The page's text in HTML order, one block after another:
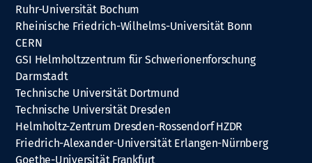
Ruhr-Universität Bochum
Rheinische Friedrich-Wilhelms-Universität Bonn
CERN
GSI Helmholtzzentrum für Schwerionenforschung
Darmstadt
Technische Universität Dortmund
Technische Universität Dresden
Helmholtz-Zentrum Dresden-Rossendorf HZDR
Friedrich-Alexander-Universität Erlangen-Nürnberg
Goethe-Universität Frankfurt